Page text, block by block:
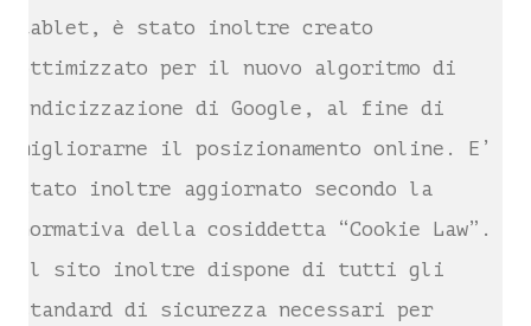
tablet, è stato inoltre creato
ottimizzato per il nuovo algoritmo di
indicizzazione di Google, al fine di
migliorarne il posizionamento online. E’
stato inoltre aggiornato secondo la
normativa della cosiddetta “Cookie Law”.
Il sito inoltre dispone di tutti gli
standard di sicurezza necessari per